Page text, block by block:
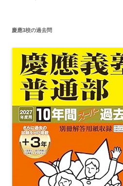
慶應3校の過去問